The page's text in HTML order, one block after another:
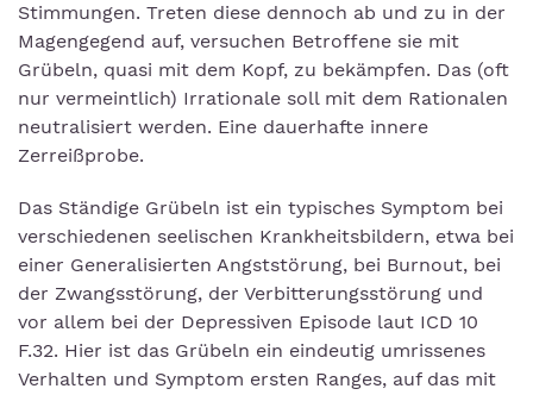
Stimmungen. Treten diese dennoch ab und zu in der
Magengegend auf, versuchen Betroffene sie mit
Grübeln, quasi mit dem Kopf, zu bekämpfen. Das (oft
nur vermeintlich) Irrationale soll mit dem Rationalen
neutralisiert werden. Eine dauerhafte innere
Zerreißprobe.
Das Ständige Grübeln ist ein typisches Symptom bei
verschiedenen seelischen Krankheitsbildern, etwa bei
einer Generalisierten Angststörung, bei Burnout, bei
der Zwangsstörung, der Verbitterungsstörung und
vor allem bei der Depressiven Episode laut ICD 10
F.32. Hier ist das Grübeln ein eindeutig umrissenes
Verhalten und Symptom ersten Ranges, auf das mit